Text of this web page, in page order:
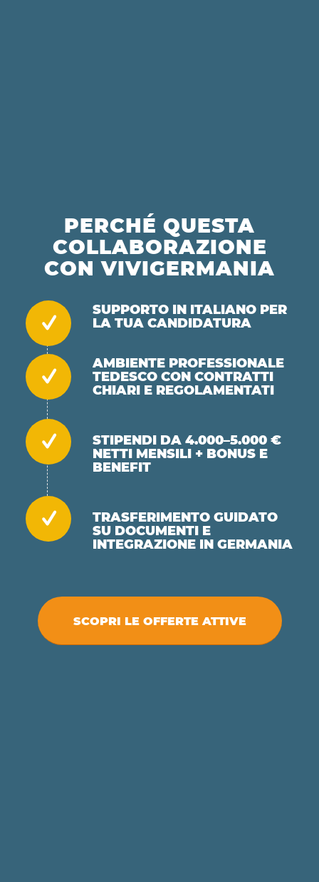
PERCHÉ QUESTA
COLLABORAZIONE
CON VIVIGERMANIA
SUPPORTO IN ITALIANO PER
LA TUA CANDIDATURA
AMBIENTE PROFESSIONALE
TEDESCO CON CONTRATTI
CHIARI E REGOLAMENTATI
STIPENDI DA 4.000–5.000 €
NETTI MENSILI + BONUS E
BENEFIT
TRASFERIMENTO GUIDATO
SU DOCUMENTI E
INTEGRAZIONE IN GERMANIA
SCOPRI LE OFFERTE ATTIVE